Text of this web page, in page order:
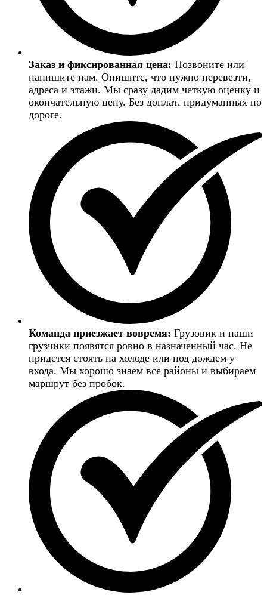
Заказ и фиксированная цена: Позвоните или
напишите нам. Опишите, что нужно перевезти,
адреса и этажи. Мы сразу дадим четкую оценку и
окончательную цену. Без доплат, придуманных по
дороге.
Команда приезжает вовремя: Грузовик и наши
грузчики появятся ровно в назначенный час. Не
придется стоять на холоде или под дождем у
входа. Мы хорошо знаем все районы и выбираем
маршрут без пробок.